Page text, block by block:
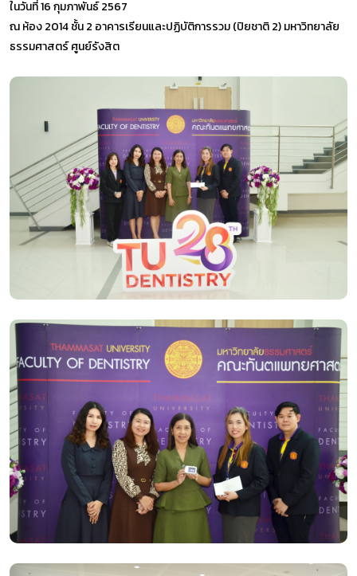
ในวันที่ 16 กุมภาพันธ์ 2567
ณ ห้อง 2014 ชั้น 2 อาคารเรียนและปฏิบัติการรวม (ปิยชาติ 2) มหาวิทยาลัย
ธรรมศาสตร์ ศูนย์รังสิต